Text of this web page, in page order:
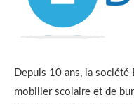
Depuis 10 ans, la société
mobilier scolaire et de